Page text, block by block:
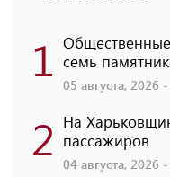
1 Общественные
семь
05 августа, 2026
2 На
пассажиров
04 августа, 2026